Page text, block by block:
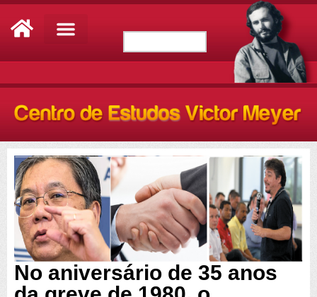
No aniversário de 35 anos